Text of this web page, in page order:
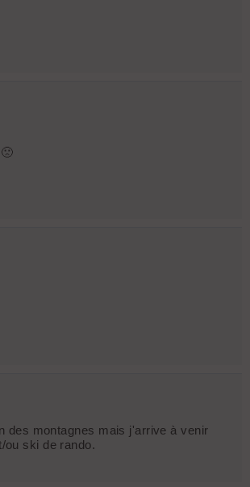
des montagnes mais j'arrive à venir
ou ski de rando.